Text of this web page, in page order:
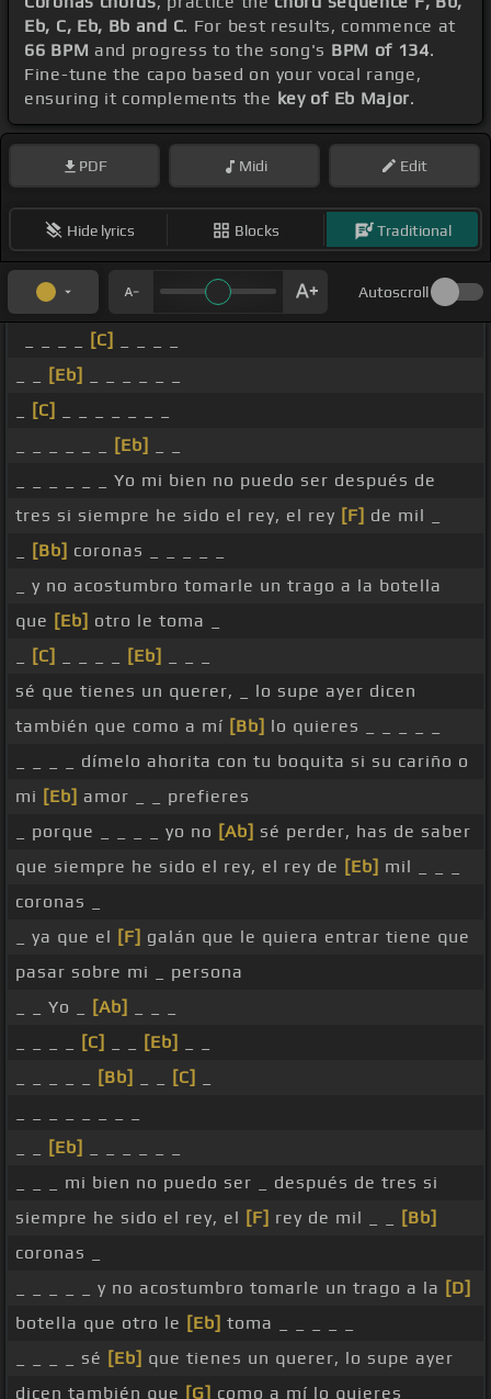
Eb, C, Eb, Bb and C. For best results, commence at
66 BPM and progress to the song's BPM of 134.
Fine-tune the capo based on your vocal range,
ensuring it complements the key of Eb Major.
PDF Midi Edit
Hide lyrics Blocks Traditional
Autoscroll
[C]
[Eb]
[C]
[Eb]
_ _ _ _ _ _ Yo mi bien no puedo ser después de
tres si siempre he sido el rey, el rey [F] de mil _
[Bb] coronas _ _ _ _ _
_ y no acostumbro tomarle un trago a la botella
que [Eb] otro le toma _
[C] [Eb]
sé que tienes un querer, _ lo supe ayer dicen
también que como a mí [Bb] lo quieres _ _ _ _ _
_ _ _ _ dímelo ahorita con tu boquita si su cariño o
mi [Eb] amor _ _ prefieres
_ porque _ _ _ _ yo no [Ab] sé perder, has de saber
que siempre he sido el rey, el rey de [Eb] mil _ _ _
coronas _
_ ya que el [F] galán que le quiera entrar tiene que
pasar sobre mi _ persona
_ _ Yo _
[Ab]
[C] [Eb]
[Bb] [C]
[Eb]
_ _ _ mi bien no puedo ser _ después de tres si
siempre he sido el rey, el [F] rey de mil _ _
[Bb]
coronas _
_ _ _ _ _ y no acostumbro tomarle un trago a la [D]
botella que otro le [Eb] toma _ _ _ _ _
_ _ _ _ sé [Eb] que tienes un querer, lo supe ayer
dicen también que [G] como a mí lo quieres